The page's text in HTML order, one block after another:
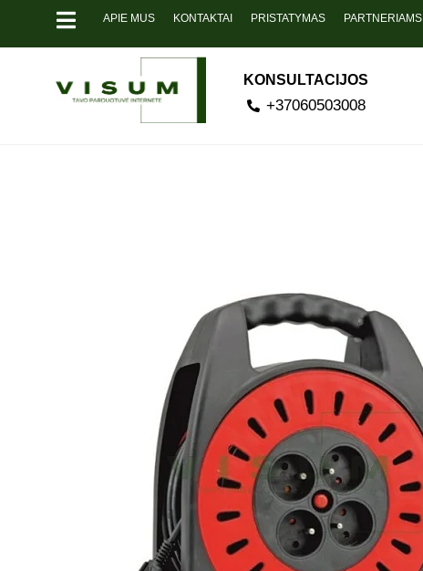
APIE MUS KONTAKTAI PRISTATYMAS PARTNERIAMS
KONSULTACIJOS
+37060503008